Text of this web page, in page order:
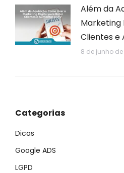
Além da
Marketing
Clientes e
8 de junho de
Categorias
Dicas
Google ADS
LGPD